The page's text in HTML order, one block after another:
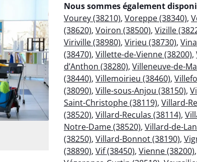
Nous sommes également
Vourey (38210), Voreppe (38340),
(38620), Voiron (38500), Vizille
Viriville (38980), Virieu (38730),
(38470), Villette-de-Vienne (38200),
d’Anthon (38280), Villeneuve-de-
(38440), Villemoirieu (38460),
(38090), Ville-sous-Anjou (38150),
Saint-Christophe (38119), Villard-
(38520), Villard-Reculas (38114),
Notre-Dame (38520), Villard-de-
(38250), Villard-Bonnot (38190),
(38890), Vif (38450), Vienne (38200),